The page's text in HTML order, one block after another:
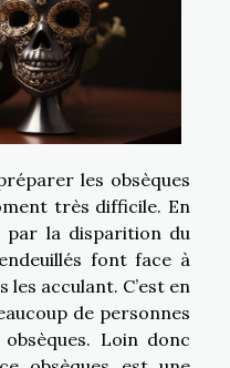
les obsèques
très difficile. En
par la disparition du
font face à
acculant. C’est en
de personnes
obsèques. Loin donc